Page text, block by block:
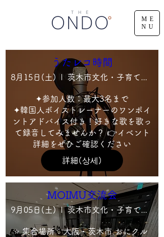
ME
NU
うたレコ時間
8月15日(土)
✦参加人数：最大3名まで
✦韓国人ボイストレーナーのワンポイ
ントアドバイス付き！好きな歌を歌っ
て録音してみませんか？ 👉イベント
詳細をぜひご確認ください
詳細(상세)
MOIMU交流会
9月05日(土)
⭐ 集合場所：大阪・茨木市 おにクル